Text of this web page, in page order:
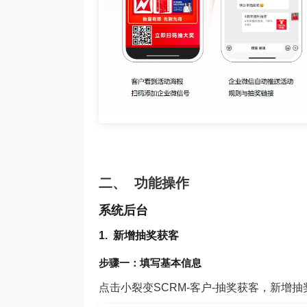
二、 功能操作
系统后台
1. 新增抽奖获客
步骤一：填写基本信息
点击小裂变SCRM-客户-抽奖获客，新增抽